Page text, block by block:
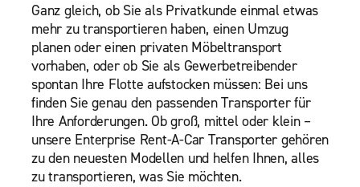
Ganz gleich, ob Sie als Privatkunde einmal etwas
mehr zu transportieren haben, einen Umzug
planen oder einen privaten Möbeltransport
vorhaben, oder ob Sie als Gewerbetreibender
spontan Ihre Flotte aufstocken müssen: Bei uns
finden Sie genau den passenden Transporter für
Ihre Anforderungen. Ob groß, mittel oder klein –
unsere Enterprise Rent-A-Car Transporter gehören
zu den neuesten Modellen und helfen Ihnen, alles
zu transportieren, was Sie möchten.